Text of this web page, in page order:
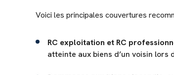
Voici les principales couvertures
RC exploitation et RC
atteinte aux biens d’un voisin lors